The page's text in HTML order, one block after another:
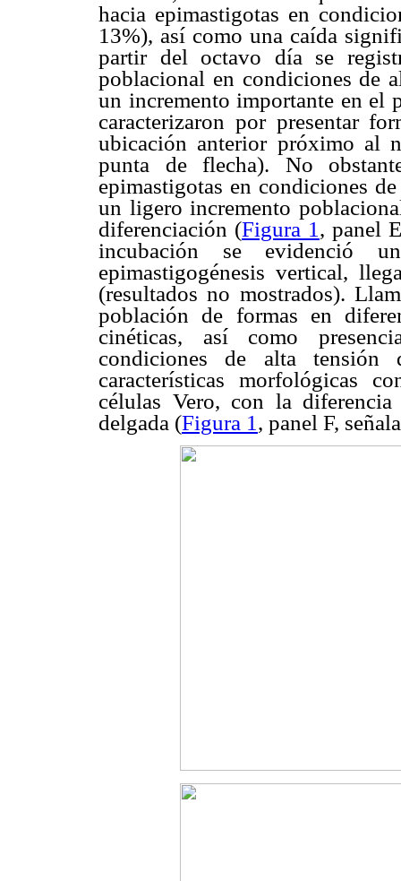
hacia epimastigotas en
13%), así como una caída
partir del octavo día se
poblacional en condiciones de
un incremento importante en el
caracterizaron por presentar
ubicación anterior próximo al
punta de flecha). No
epimastigotas en condiciones
un ligero incremento
diferenciación (Figura 1 , panel
incubación se evidenció
epimastigogénesis vertical,
(resultados no mostrados).
población de formas en
cinéticas, así como
condiciones de alta tensión
características morfológicas
células Vero, con la
delgada (Figura 1 , panel F,